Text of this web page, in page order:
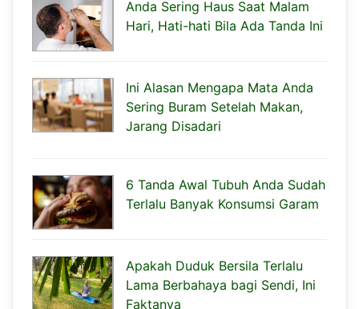
Anda Sering Haus Saat Malam
Hari, Hati-hati Bila Ada Tanda Ini
Ini Alasan Mengapa Mata Anda
Sering Buram Setelah Makan,
Jarang Disadari
6 Tanda Awal Tubuh Anda Sudah
Terlalu Banyak Konsumsi Garam
Apakah Duduk Bersila Terlalu
Lama Berbahaya bagi Sendi, Ini
Faktanya